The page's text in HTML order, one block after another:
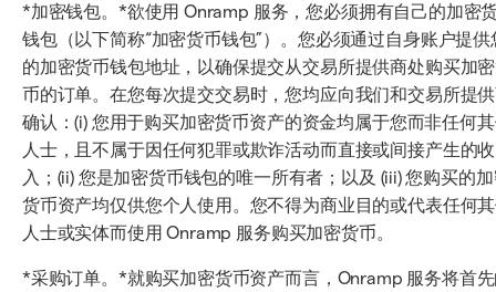
*加密钱包。*欲使用 Onramp 服务，您必须拥有自己的加密
钱包（以下简称“加密货币钱包”）。您必须通过自身账户提供
的加密货币钱包地址，以确保提交从交易所提供商处购买加
币的订单。在您每次提交交易时，您均应向我们和交易所提
确认：(i) 您用于购买加密货币资产的资金均属于您而非任何
人士，且不属于因任何犯罪或欺诈活动而直接或间接产生的收
入；(ii) 您是加密货币钱包的唯一所有者；以及 (iii) 您购买的
货币资产均仅供您个人使用。您不得为商业目的或代表任何
人士或实体而使用 Onramp 服务购买加密货币。
*采购订单。*就购买加密货币资产而言，Onramp 服务将首